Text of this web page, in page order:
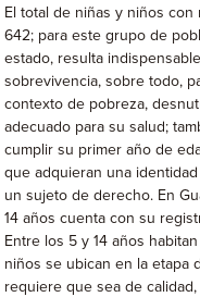
El total de niñas y niños con
642; para este grupo de
estado, resulta
sobrevivencia, sobre todo,
contexto de pobreza,
adecuado para su salud;
cumplir su primer año de
que adquieran una
un sujeto de derecho. En
14 años cuenta con su
Entre los 5 y 14 años
niños se ubican en la etapa
requiere que sea de